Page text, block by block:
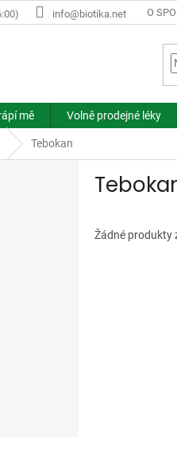
info@biotika.net O
mě Volně prodejné léky
Tebokan
Žádné produkty